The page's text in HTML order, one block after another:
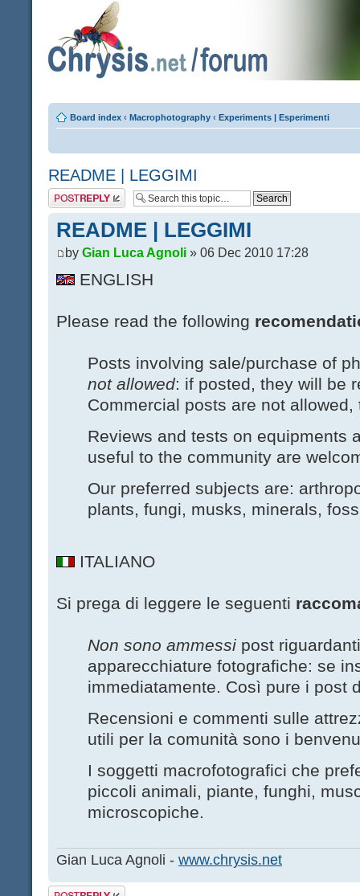
Board index ‹ Macrophotography ‹ Experiments | Esperimenti
README | LEGGIMI
Post a reply
README | LEGGIMI
by Gian Luca Agnoli » 06 Dec 2010 17:28
ENGLISH
Please read the following
Posts involving sale/purchase of
not allowed: if posted, they will be
Commercial posts are not allowed,
Reviews and tests on equipments
useful to the community are
Our preferred subjects are:
plants, fungi, musks, minerals,
ITALIANO
Si prega di leggere le seguenti
Non sono ammessi post
apparecchiature fotografiche: se
immediatamente. Così pure i post
Recensioni e commenti sulle
utili per la comunità sono i
I soggetti macrofotografici che
piccoli animali, piante, funghi,
microscopiche.
Gian Luca Agnoli - www.chrysis.net
Post a reply